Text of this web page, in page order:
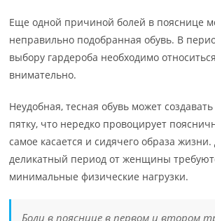
Еще одной причиной болей в пояснице
неправильно подобранная обувь. В
выбору гардероба необходимо
внимательно.
Неудобная, тесная обувь может
пятку, что нередко провоцирует
самое касается и сидячего образа
деликатный период от женщины
минимальные физические нагрузки.
Боли в пояснице в первом и втором